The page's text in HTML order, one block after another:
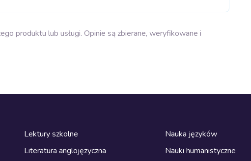
produktu lub usługi. Opinie są zbierane, weryfikowane i
Lektury szkolne
Literatura anglojęzyczna
Nauka języków
Nauki humanistyczne